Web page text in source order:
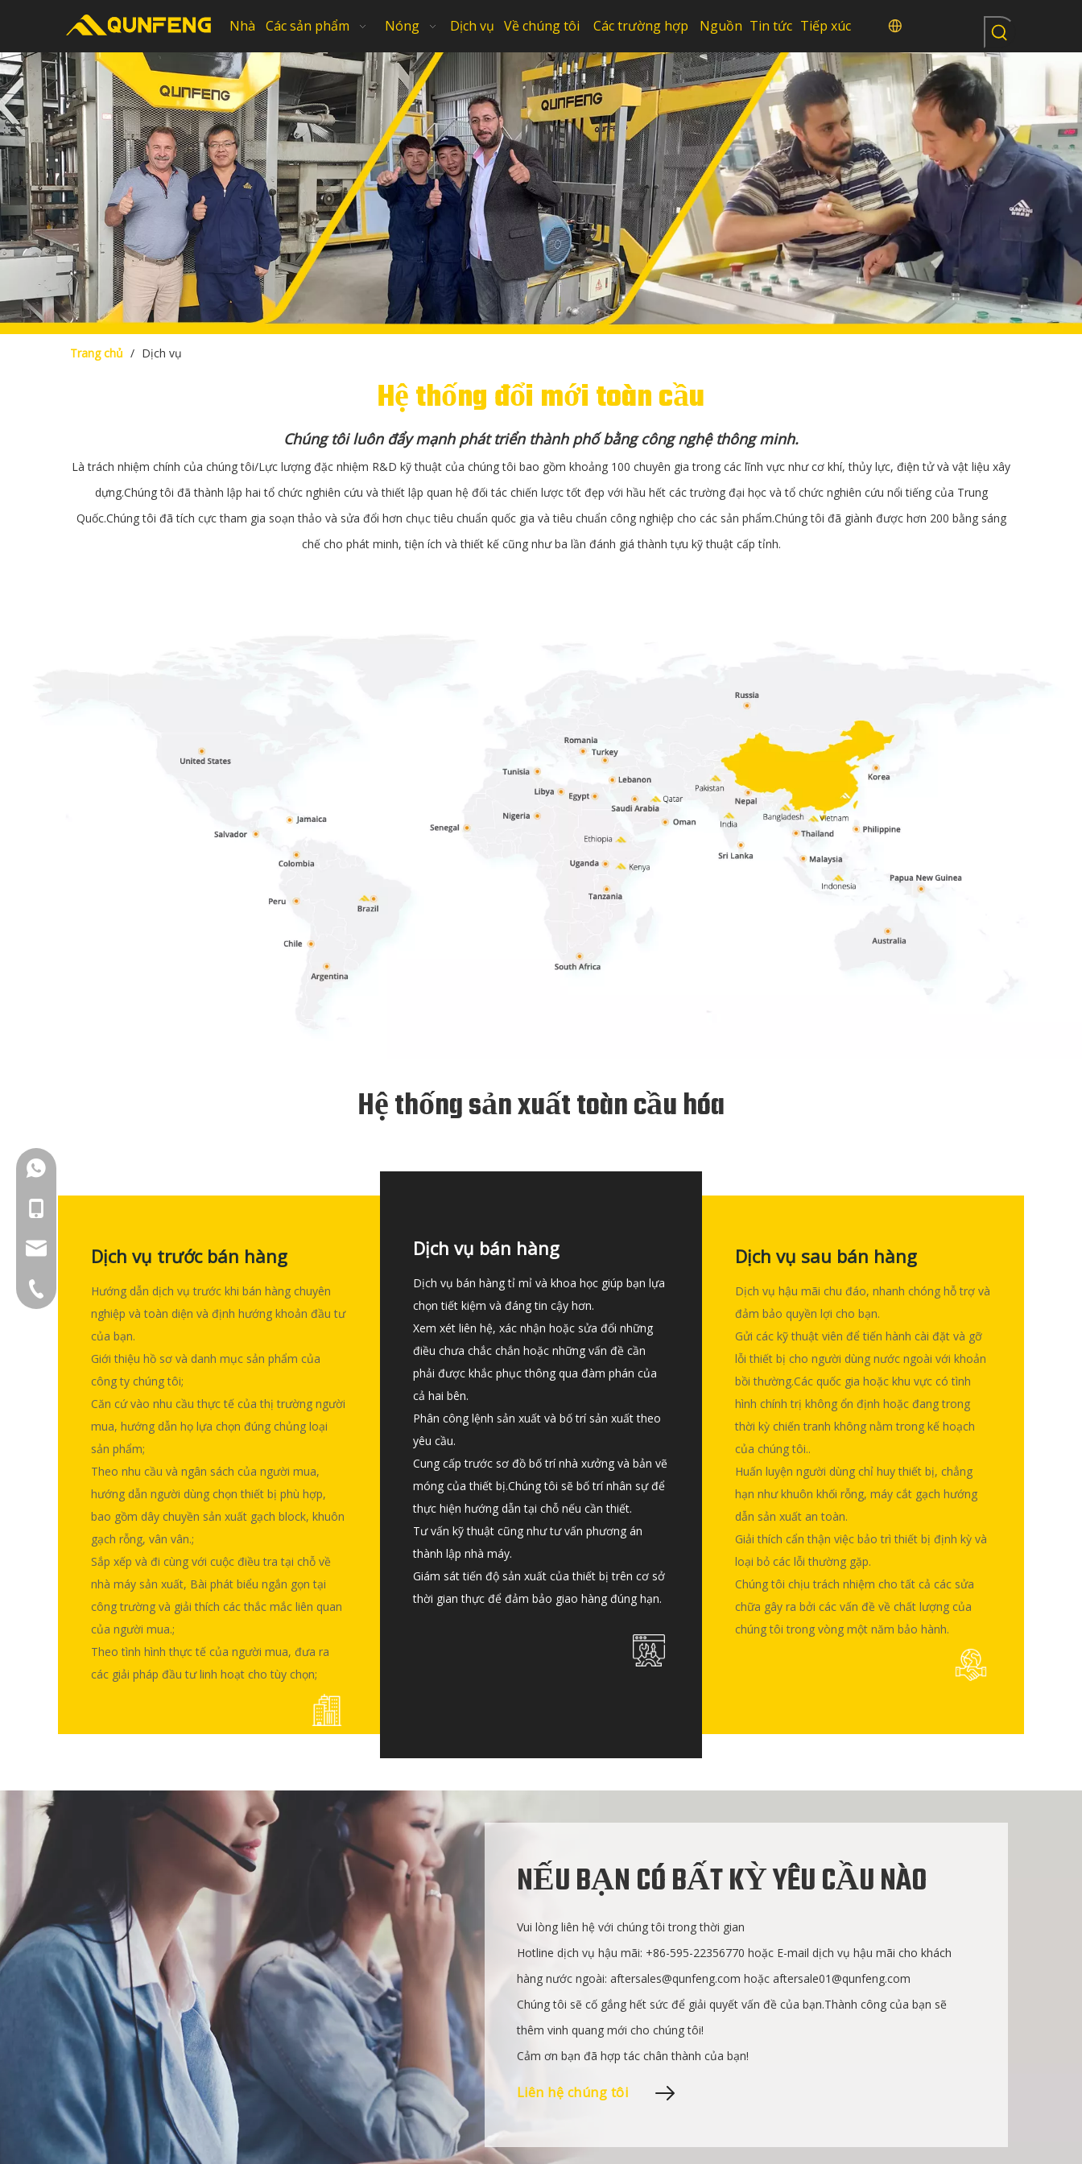
Nhà Các sản phẩm Nóng Dịch vụ Về chúng tôi Các trường hợp Nguồn Tin tức Tiếp xúc
Trang chủ / Dịch vụ
Hệ thống đổi mới toàn cầu
Chúng tôi luôn đẩy mạnh phát triển thành phố bằng công nghệ thông minh.
Là trách nhiệm chính của chúng tôi/Lực lượng đặc nhiệm R&D kỹ thuật của chúng tôi bao gồm khoảng 100 chuyên gia trong các lĩnh vực như cơ khí, thủy lực, điện tử và vật liệu xây
dựng.Chúng tôi đã thành lập hai tổ chức nghiên cứu và thiết lập quan hệ đối tác chiến lược tốt đẹp với hầu hết các trường đại học và tổ chức nghiên cứu nổi tiếng của Trung
Quốc.Chúng tôi đã tích cực tham gia soạn thảo và sửa đổi hơn chục tiêu chuẩn quốc gia và tiêu chuẩn công nghiệp cho các sản phẩm.Chúng tôi đã giành được hơn 200 bằng sáng
chế cho phát minh, tiện ích và thiết kế cũng như ba lần đánh giá thành tựu kỹ thuật cấp tỉnh.
Hệ thống sản xuất toàn cầu hóa
Dịch vụ trước bán hàng
Hướng dẫn dịch vụ trước khi bán hàng chuyên
nghiệp và toàn diện và định hướng khoản đầu tư
của bạn.
Giới thiệu hồ sơ và danh mục sản phẩm của
công ty chúng tôi;
Căn cứ vào nhu cầu thực tế của thị trường người
mua, hướng dẫn họ lựa chọn đúng chủng loại
sản phẩm;
Theo nhu cầu và ngân sách của người mua,
hướng dẫn người dùng chọn thiết bị phù hợp,
bao gồm dây chuyền sản xuất gạch block, khuôn
gạch rỗng, vân vân.;
Sắp xếp và đi cùng với cuộc điều tra tại chỗ về
nhà máy sản xuất, Bài phát biểu ngắn gọn tại
công trường và giải thích các thắc mắc liên quan
của người mua.;
Theo tình hình thực tế của người mua, đưa ra
các giải pháp đầu tư linh hoạt cho tùy chọn;
Dịch vụ bán hàng
Dịch vụ bán hàng tỉ mỉ và khoa học giúp bạn lựa
chọn tiết kiệm và đáng tin cậy hơn.
Xem xét liên hệ, xác nhận hoặc sửa đổi những
điều chưa chắc chắn hoặc những vấn đề cần
phải được khắc phục thông qua đàm phán của
cả hai bên.
Phân công lệnh sản xuất và bố trí sản xuất theo
yêu cầu.
Cung cấp trước sơ đồ bố trí nhà xưởng và bản vẽ
móng của thiết bị.Chúng tôi sẽ bố trí nhân sự để
thực hiện hướng dẫn tại chỗ nếu cần thiết.
Tư vấn kỹ thuật cũng như tư vấn phương án
thành lập nhà máy.
Giám sát tiến độ sản xuất của thiết bị trên cơ sở
thời gian thực để đảm bảo giao hàng đúng hạn.
Dịch vụ bán hàng
Dịch vụ bán hàng tỉ mỉ và khoa học giúp bạn lựa
chọn tiết kiệm và đáng tin cậy hơn.
Xem xét liên hệ, xác nhận hoặc sửa đổi những
điều chưa chắc chắn hoặc những vấn đề cần
phải được khắc phục thông qua đàm phán của
cả hai bên.
Phân công lệnh sản xuất và bố trí sản xuất theo
yêu cầu.
Cung cấp trước sơ đồ bố trí nhà xưởng và bản vẽ
móng của thiết bị.Chúng tôi sẽ bố trí nhân sự để
thực hiện hướng dẫn tại chỗ nếu cần thiết.
Tư vấn kỹ thuật cũng như tư vấn phương án
thành lập nhà máy.
Giám sát tiến độ sản xuất của thiết bị trên cơ sở
thời gian thực để đảm bảo giao hàng đúng hạn.
Dịch vụ sau bán hàng
Dịch vụ hậu mãi chu đáo, nhanh chóng hỗ trợ và
đảm bảo quyền lợi cho bạn.
Gửi các kỹ thuật viên để tiến hành cài đặt và gỡ
lỗi thiết bị cho người dùng nước ngoài với khoản
bồi thường.Các quốc gia hoặc khu vực có tình
hình chính trị không ổn định hoặc đang trong
thời kỳ chiến tranh không nằm trong kế hoạch
của chúng tôi..
Huấn luyện người dùng chỉ huy thiết bị, chẳng
hạn nhưkhuôn khối rỗng, máy cắt gạch hướng
dẫn sản xuất an toàn.
Giải thích cẩn thận việc bảo trì thiết bị định kỳ và
loại bỏ các lỗi thường gặp.
Chúng tôi chịu trách nhiệm cho tất cả các sửa
chữa gây ra bởi các vấn đề về chất lượng của
chúng tôi trong vòng một năm bảo hành.
NẾU BẠN CÓ BẤT KỲ YÊU CẦU NÀO
Vui lòng liên hệ với chúng tôi trong thời gian
Hotline dịch vụ hậu mãi: +86-595-22356770 hoặc E-mail dịch vụ hậu mãi cho khách
hàng nước ngoài: aftersales@qunfeng.com hoặc aftersale01@qunfeng.com
Chúng tôi sẽ cố gắng hết sức để giải quyết vấn đề của bạn.Thành công của bạn sẽ
thêm vinh quang mới cho chúng tôi!
Cảm ơn bạn đã hợp tác chân thành của bạn!
Liên hệ chúng tôi
group@qunfeng.com
+86-595 22356782